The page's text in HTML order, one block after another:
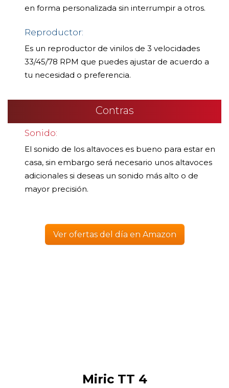
en forma personalizada sin interrumpir a otros.
Reproductor:
Es un reproductor de vinilos de 3 velocidades
33/45/78 RPM que puedes ajustar de acuerdo a
tu necesidad o preferencia.
Contras
Sonido:
El sonido de los altavoces es bueno para estar en
casa, sin embargo será necesario unos altavoces
adicionales si deseas un sonido más alto o de
mayor precisión.
Ver ofertas del día en Amazon
Miric TT 4